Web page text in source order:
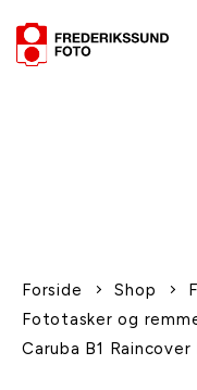
Forside Shop
Fototasker og
Caruba B1 Raincover